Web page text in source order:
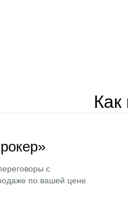
Как
с
по вашей цене